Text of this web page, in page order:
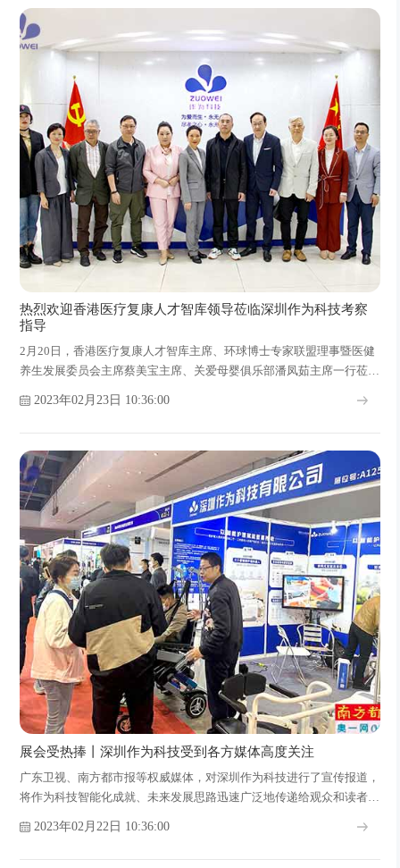
热烈欢迎香港医疗复康人才智库领导莅临深圳作为科技考察
指导
2月20日，香港医疗复康人才智库主席、环球博士专家联盟理事暨医健
养生发展委员会主席蔡美宝主席、关爱母婴俱乐部潘凤茹主席一行莅临
2023年02月23日 10:36:00
展会受热捧丨深圳作为科技受到各方媒体高度关注
广东卫视、南方都市报等权威媒体，对深圳作为科技进行了宣传报道，
将作为科技智能化成就、未来发展思路迅速广泛地传递给观众和读者，
知名度和影响力。
2023年02月22日 10:36:00